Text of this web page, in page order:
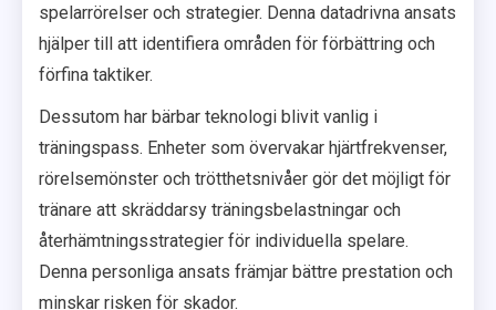
spelarrörelser och strategier. Denna datadrivna ansats
hjälper till att identifiera områden för förbättring och
förfina taktiker.
Dessutom har bärbar teknologi blivit vanlig i
träningspass. Enheter som övervakar hjärtfrekvenser,
rörelsemönster och trötthetsnivåer gör det möjligt för
tränare att skräddarsy träningsbelastningar och
återhämtningsstrategier för individuella spelare.
Denna personliga ansats främjar bättre prestation och
minskar risken för skador.